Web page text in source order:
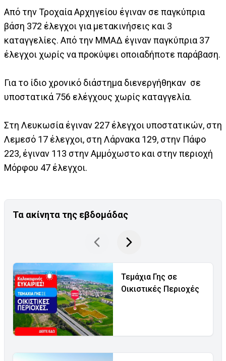
Από την Τροχαία Αρχηγείου έγιναν σε παγκύπρια
βάση 372 έλεγχοι για μετακινήσεις και 3
καταγγελίες. Από την ΜΜΑΔ έγιναν παγκύπρια 37
έλεγχοι χωρίς να προκύψει οποιαδήποτε παράβαση.
Για το ίδιο χρονικό διάστημα διενεργήθηκαν σε
υποστατικά 756 ελέγχους χωρίς καταγγελία.
Στη Λευκωσία έγιναν 227 έλεγχοι υποστατικών, στη
Λεμεσό 17 έλεγχοι, στη Λάρνακα 129, στην Πάφο
223, έγιναν 113 στην Αμμόχωστο και στην περιοχή
Μόρφου 47 έλεγχοι.
Τα ακίνητα της εβδομάδας
Τεμάχια Γης σε
Οικιστικές Περιοχές